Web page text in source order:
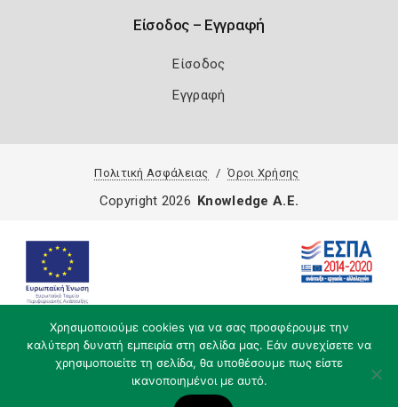
Είσοδος – Εγγραφή
Είσοδος
Εγγραφή
Πολιτική Ασφάλειας Όροι Χρήσης
Χρησιμοποιούμε cookies για να σας προσφέρουμε την
καλύτερη δυνατή εμπειρία στη σελίδα μας. Εάν συνεχίσετε να
χρησιμοποιείτε τη σελίδα, θα υποθέσουμε πως είστε
ικανοποιημένοι με αυτό.
Copyright 2026 Knowledge A.E.